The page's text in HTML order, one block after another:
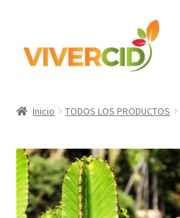
contenido
Regístrate para comprar
Accede
Inicio TODOS LOS PRODUCTOS